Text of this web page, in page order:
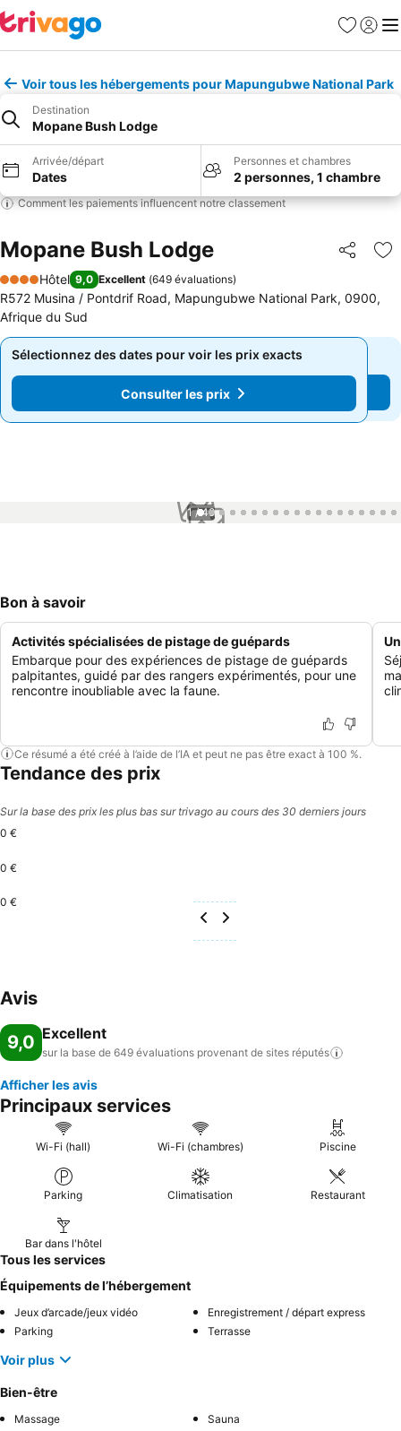
Favoris
Se
Voir tous les hébergements pour Mapungubwe National Park
Destination
Mopane Bush Lodge
Arrivée/départ
Dates
Personnes et chambres
2 personnes, 1 chambre
Comment les paiements influencent notre classement
Mopane Bush Lodge Partager
4 Étoiles
Hôtel 9,0 Excellent (649 évaluations)
R572 Musina / Pontdrif Road, Mapungubwe National Park, 0900,
Afrique du Sud
Sélectionnez des dates pour voir les prix exacts
Consulter les prix
Sélectionnez des dates pour voir les prix exacts
Consulter les prix
1 / 49
Bon à savoir
Activités spécialisées de pistage de guépards
Embarque pour des expériences de pistage de guépards
palpitantes, guidé par des rangers expérimentés, pour une
rencontre inoubliable avec la faune.
Ce résumé a été créé à l’aide de l’IA et peut ne pas être exact à 100 %.
Tendance des prix
Sur la base des prix les plus bas sur trivago au cours des 30 derniers jours
0 €
0 €
0 €
Avis
9,0 Excellent
sur la base de 649 évaluations provenant de sites réputés
Afficher les avis
Principaux services
Wi-Fi (hall) Wi-Fi (chambres) Piscine
Parking Climatisation Restaurant
Bar dans l'hôtel
Tous les services
Équipements de l’hébergement
Jeux d’arcade/jeux vidéo
Enregistrement / départ express
Parking
Terrasse
Voir plus
Bien-être
Massage Sauna